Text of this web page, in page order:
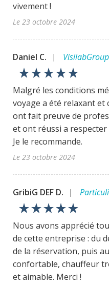
vivement !
Le 23 octobre 2024
Daniel C. |
star_ratestar_ratestar_ratestar_ratestar_rate
Malgré les conditions
voyage a été relaxant
ont fait preuve de
et ont réussi a
Je le recommande.
Le 23 octobre 2024
GribiG DEF D. |
star_ratestar_ratestar_ratestar_ratestar_rate
Nous avons apprécié
de cette entreprise : du
de la réservation, puis
confortable, chauffeur
et aimable. Merci !